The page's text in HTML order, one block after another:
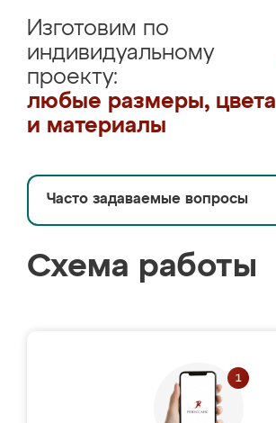
Изготовим по
индивидуальному
проекту:
любые размеры, цвета
и материалы
Часто задаваемые вопросы
Схема работы